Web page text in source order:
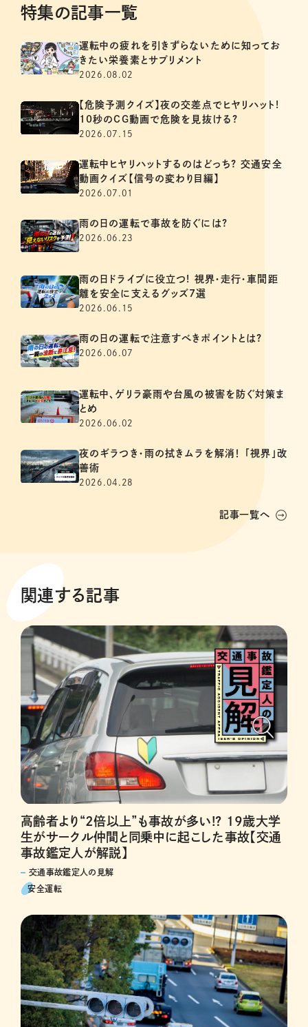
特集の記事一覧
運転中の疲れを引きずらないために知ってお
きたい栄養素とサプリメント
2026.08.02
【危険予測クイズ】夜の交差点でヒヤリハット!
10秒のCG動画で危険を見抜ける?
2026.07.15
運転中ヒヤリハットするのはどっち? 交通安全
動画クイズ【信号の変わり目編】
2026.07.01
雨の日の運転で事故を防ぐには?
2026.06.23
雨の日ドライブに役立つ! 視界・走行・車間距
離を安全に支えるグッズ7選
2026.06.15
雨の日の運転で注意すべきポイントとは?
2026.06.07
運転中、ゲリラ豪雨や台風の被害を防ぐ対策ま
とめ
2026.06.02
夜のギラつき・雨の拭きムラを解消！ 「視界」改
善術
2026.04.28
記事一覧へ
関連する記事
高齢者より“2倍以上”も事故が多い!? 19歳大学
生がサークル仲間と同乗中に起こした事故【交通
事故鑑定人が解説】
交通事故鑑定人の見解
安全運転